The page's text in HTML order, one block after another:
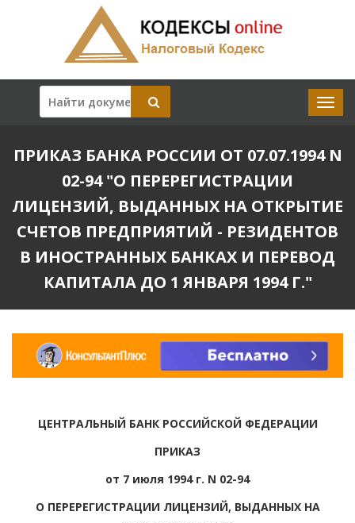
ПРИКАЗ БАНКА РОССИИ ОТ 07.07.1994 N
02-94 "О ПЕРЕРЕГИСТРАЦИИ
ЛИЦЕНЗИЙ, ВЫДАННЫХ НА ОТКРЫТИЕ
СЧЕТОВ ПРЕДПРИЯТИЙ - РЕЗИДЕНТОВ
В ИНОСТРАННЫХ БАНКАХ И ПЕРЕВОД
КАПИТАЛА ДО 1 ЯНВАРЯ 1994 Г."
ЦЕНТРАЛЬНЫЙ БАНК РОССИЙСКОЙ ФЕДЕРАЦИИ
ПРИКАЗ
от 7 июля 1994 г. N 02-94
О ПЕРЕРЕГИСТРАЦИИ ЛИЦЕНЗИЙ, ВЫДАННЫХ НА